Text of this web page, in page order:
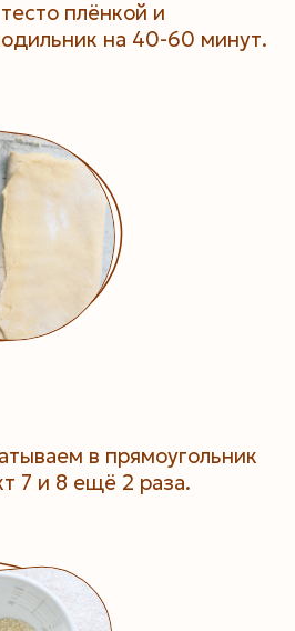
плёнкой и
на 40-60 минут.
в прямоугольник
7 и 8 ещё 2 раза.